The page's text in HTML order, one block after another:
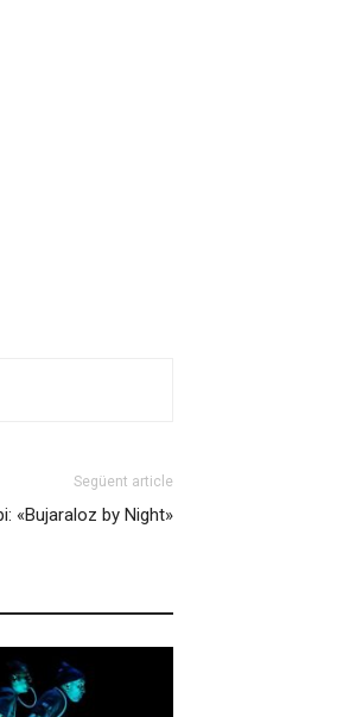
Següent article
«Bujaraloz by Night»